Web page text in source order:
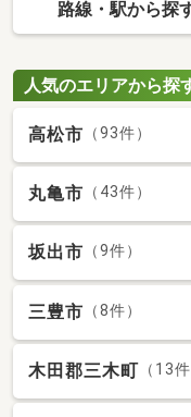
路線・駅から探
人気のエリアから探
高松市 （93件）
丸亀市 （43件）
坂出市 （9件）
三豊市 （8件）
木田郡三木町 （13件